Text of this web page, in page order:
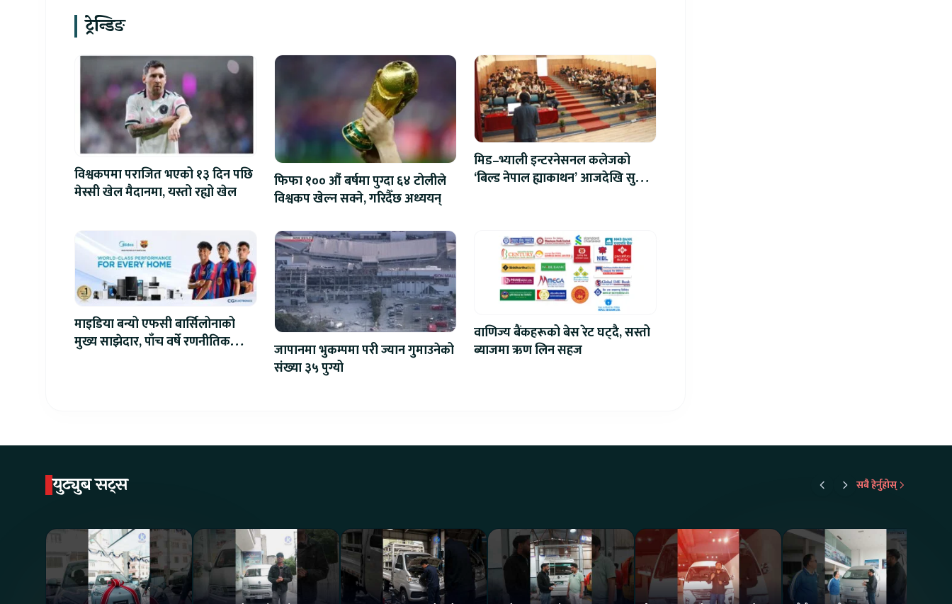
ट्रेन्डिङ
विश्वकपमा पराजित भएको १३ दिन पछि
मेस्सी खेल मैदानमा, यस्तो रह्यो खेल
फिफा १०० औं बर्षमा पुग्दा ६४ टोलीले
विश्वकप खेल्न सक्ने, गरिदैँछ अध्ययन्
मिड–भ्याली इन्टरनेसनल कलेजको
‘बिल्ड नेपाल ह्याकाथन’ आजदेखि सुरु,
माइडिया बन्यो एफसी बार्सिलोनाको
मुख्य साझेदार, पाँच वर्षे रणनीतिक
जापानमा भुकम्पमा परी ज्यान गुमाउनेको
संख्या ३५ पुग्यो
वाणिज्य बैंकहरूको बेस रेट घट्दै, सस्तो
ब्याजमा ऋण लिन सहज
युट्युब सट्स सबै हेर्नुहोस्